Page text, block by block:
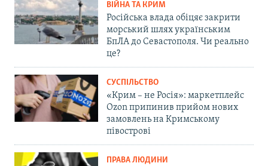
ВІЙНА ТА КРИМ
Російська влада обіцяє закрити
морський шлях українським
БпЛА до Севастополя. Чи реально
це?
СУСПІЛЬСТВО
«Крим – не Росія»: маркетплейс
Ozon припинив прийом нових
замовлень на Кримському
півострові
ПРАВА ЛЮДИНИ